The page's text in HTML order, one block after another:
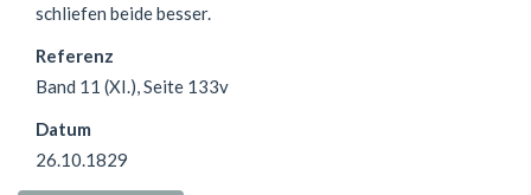
schliefen beide besser.
Referenz
Band 11 (XI.), Seite 133v
Datum
26.10.1829